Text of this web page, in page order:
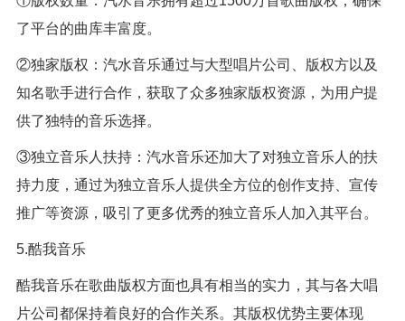
了平台的曲库丰富度。
②独家版权：汽水音乐通过与大型唱片公司、版权方以及
知名歌手进行合作，获取了众多独家版权资源，为用户提
供了独特的音乐选择。
③独立音乐人扶持：汽水音乐还加大了对独立音乐人的扶
持力度，通过为独立音乐人提供全方位的创作支持、宣传
推广等资源，吸引了更多优秀的独立音乐人加入其平台。
5.酷我音乐
酷我音乐在歌曲版权方面也具有相当的实力，其与各大唱
片公司都保持着良好的合作关系。其版权优势主要体现